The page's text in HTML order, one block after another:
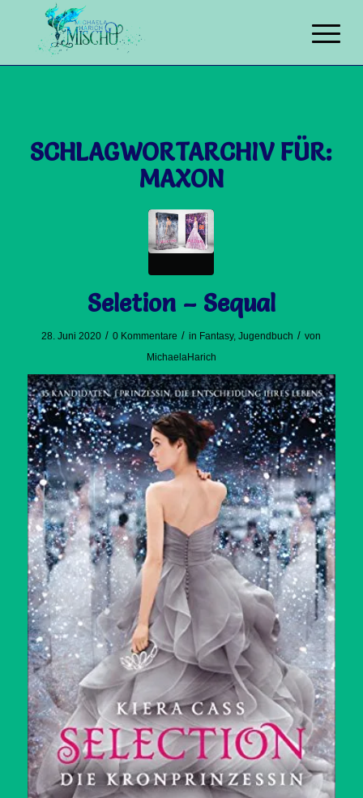
SCHLAGWORTARCHIV FÜR:
MAXON
Seletion – Sequal
28. Juni 2020 / 0 Kommentare / in Fantasy,Jugendbuch / von
MichaelaHarich